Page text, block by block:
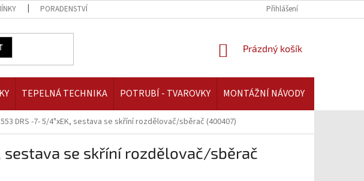
PORADENSTVÍ PLATBA A DOPRAVA |
Přihlášení
NÁKUPNÍ
Prázdný košík
TEPELNÁ TECHNIKA POTRUBÍ - TVAROVKY MONTÁŽNÍ NÁVODY
553 DRS -7- 5/4"xEK, sestava se skříní rozdělovač/sběrač (400407)
sestava se skříní rozdělovač/sběrač